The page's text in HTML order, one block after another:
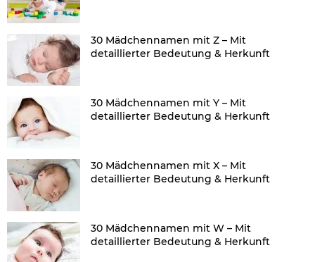
30 Mädchennamen mit Z – Mit
detaillierter Bedeutung & Herkunft
30 Mädchennamen mit Y – Mit
detaillierter Bedeutung & Herkunft
30 Mädchennamen mit X – Mit
detaillierter Bedeutung & Herkunft
30 Mädchennamen mit W – Mit
detaillierter Bedeutung & Herkunft